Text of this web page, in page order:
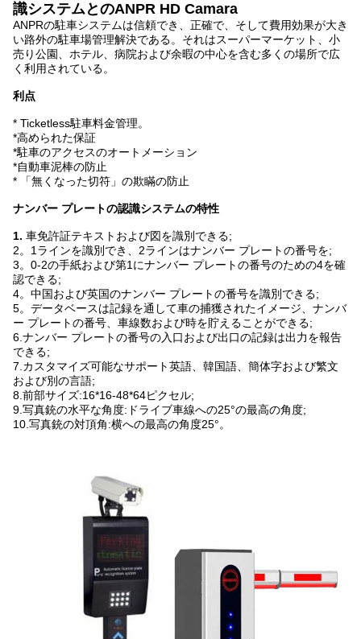
識システムとのANPR HD Camara
ANPRの駐車システムは信頼でき、正確で、そして費用効果が大き
い路外の駐車場管理解決である。それはスーパーマーケット、小
売り公園、ホテル、病院および余暇の中心を含む多くの場所で広
く利用されている。
利点
* Ticketless駐車料金管理。
*高められた保証
*駐車のアクセスのオートメーション
*自動車泥棒の防止
* 「無くなった切符」の欺瞞の防止
ナンバー プレートの認識システムの特性
1. 車免許証テキストおよび図を識別できる;
2。1ラインを識別でき、2ラインはナンバー プレートの番号を;
3。0-2の手紙および第1にナンバー プレートの番号のための4を確
認できる;
4。中国および英国のナンバー プレートの番号を識別できる;
5。データベースは記録を通して車の捕獲されたイメージ、ナンバ
ー プレートの番号、車線数および時を貯えることができる;
6.ナンバー プレートの番号の入口および出口の記録は出力を報告
できる;
7.カスタマイズ可能なサポート英語、韓国語、簡体字および繁文
および別の言語;
8.前部サイズ:16*16-48*64ピクセル;
9.写真銃の水平な角度:ドライブ車線への25°の最高の角度;
10.写真銃の対頂角:横への最高の角度25°。